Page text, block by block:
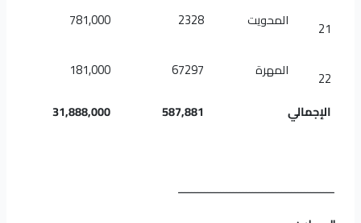
21 المحويت 2328
781,000
22 المهرة 67297
181,000
الإجمالي 587,881
31,888,000
ــــــــــــــــــــــــــــــــــــــــــــــــ